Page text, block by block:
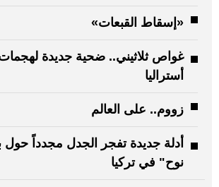
«إسقاط القبعات»
غواص ثلاثيني.. ضحية جديدة
أستراليا
زووم.. على العالم
أدلة جديدة تفجر الجدل مجدداً حول
نوح" في تركيا